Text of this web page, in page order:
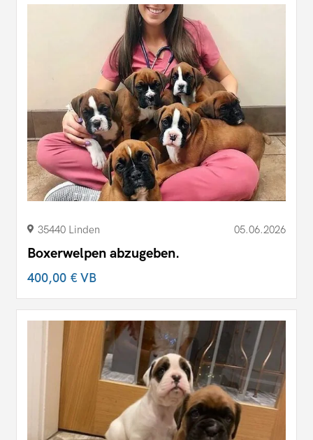
35440 Linden 05.06.2026
Boxerwelpen abzugeben.
400,00 €VB